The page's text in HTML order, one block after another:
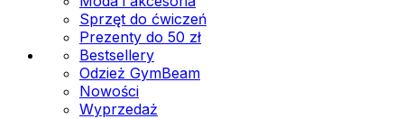
Sprzęt do ćwiczeń
Prezenty do 50 zł
Bestsellery
Odzież GymBeam
Nowości
Wyprzedaż